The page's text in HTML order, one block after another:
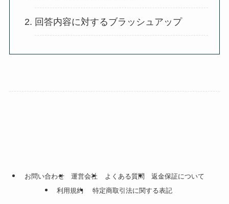
回答内容に対するブラッシュアップ
お問い合わせ 運営会社 よくある質問
返金保証について
利用規約
特定商取引法に関する表記